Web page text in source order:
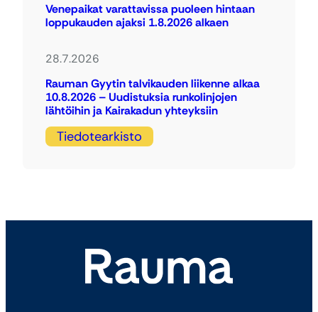
Venepaikat varattavissa puoleen hintaan
loppukauden ajaksi 1.8.2026 alkaen
28.7.2026
Rauman Gyytin talvikauden liikenne alkaa
10.8.2026 – Uudistuksia runkolinjojen
lähtöihin ja Kairakadun yhteyksiin
Tiedotearkisto